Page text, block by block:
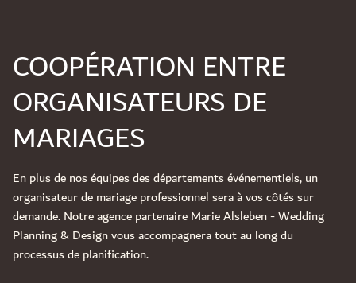
COOPÉRATION ENTRE
ORGANISATEURS DE
MARIAGES
En plus de nos équipes des départements événementiels, un
organisateur de mariage professionnel sera à vos côtés sur
demande. Notre agence partenaire Marie Alsleben - Wedding
Planning & Design vous accompagnera tout au long du
processus de planification.